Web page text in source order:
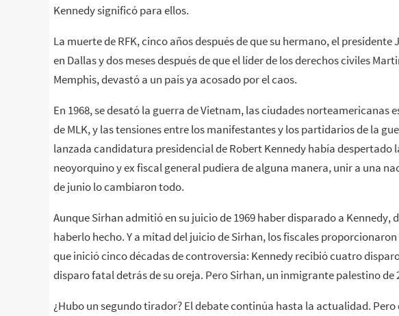
Kennedy significó para ellos.
La muerte de RFK, cinco años después de que su hermano, el
en Dallas y dos meses después de que el líder de los derechos civiles
Memphis, devastó a un país ya acosado por el caos.
En 1968, se desató la guerra de Vietnam, las ciudades
de MLK, y las tensiones entre los manifestantes y los partidarios de la
lanzada candidatura presidencial de Robert Kennedy había despertado
neoyorquino y ex fiscal general pudiera de alguna manera, unir a una
de junio lo cambiaron todo.
Aunque Sirhan admitió en su juicio de 1969 haber disparado a
haberlo hecho. Y a mitad del juicio de Sirhan, los fiscales
que inició cinco décadas de controversia: Kennedy recibió cuatro
disparo fatal detrás de su oreja. Pero Sirhan, un inmigrante palestino de
¿Hubo un segundo tirador? El debate continúa hasta la actualidad.